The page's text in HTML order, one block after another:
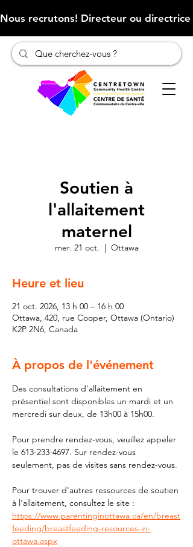
Nous recrutons! Directeur ou
Soutien à
l'allaitement
maternel
mer. 21 oct.
  |
Ottawa
Heure et lieu
21 oct. 2026, 13 h 00 – 16 h 00
Ottawa, 420, rue Cooper, Ottawa (Ontario)
K2P 2N6, Canada
À propos de l'événement
Des consultations d'allaitement en
présentiel sont disponibles un mardi et un
mercredi sur deux, de 13h00 à 15h00.
Pour prendre rendez-vous, veuillez appeler
le 613-233-4697. Sur rendez-vous
seulement, pas de visites sans rendez-vous.
Pour trouver d'autres ressources de soutien
à l'allaitement, consultez le site :
https://www.parentinginottawa.ca/en/breast
feeding/breastfeeding-resources-in-
ottawa.aspx